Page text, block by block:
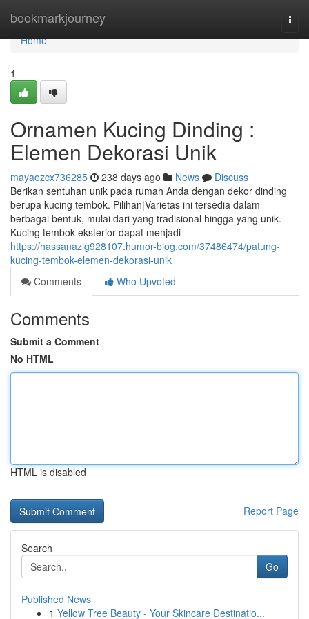
bookmarkjourney
Home
Home
1
Ornamen Kucing Dinding :
Elemen Dekorasi Unik
mayaozcx736285 238 days ago News
Discuss
Berikan sentuhan unik pada rumah Anda dengan dekor dinding
berupa kucing tembok. Pilihan|Varietas ini tersedia dalam
berbagai bentuk, mulai dari yang tradisional hingga yang unik.
Kucing tembok eksterior dapat menjadi
https://hassanazlg928107.humor-blog.com/37486474/patung-
kucing-tembok-elemen-dekorasi-unik
Comments
Who Upvoted
Comments
Submit a Comment
No HTML
HTML is disabled
Report Page
Search
Go
Published News
1 Yellow Tree Beauty - Your Skincare Destinatio...